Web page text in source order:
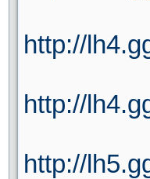
http://
http://
http://